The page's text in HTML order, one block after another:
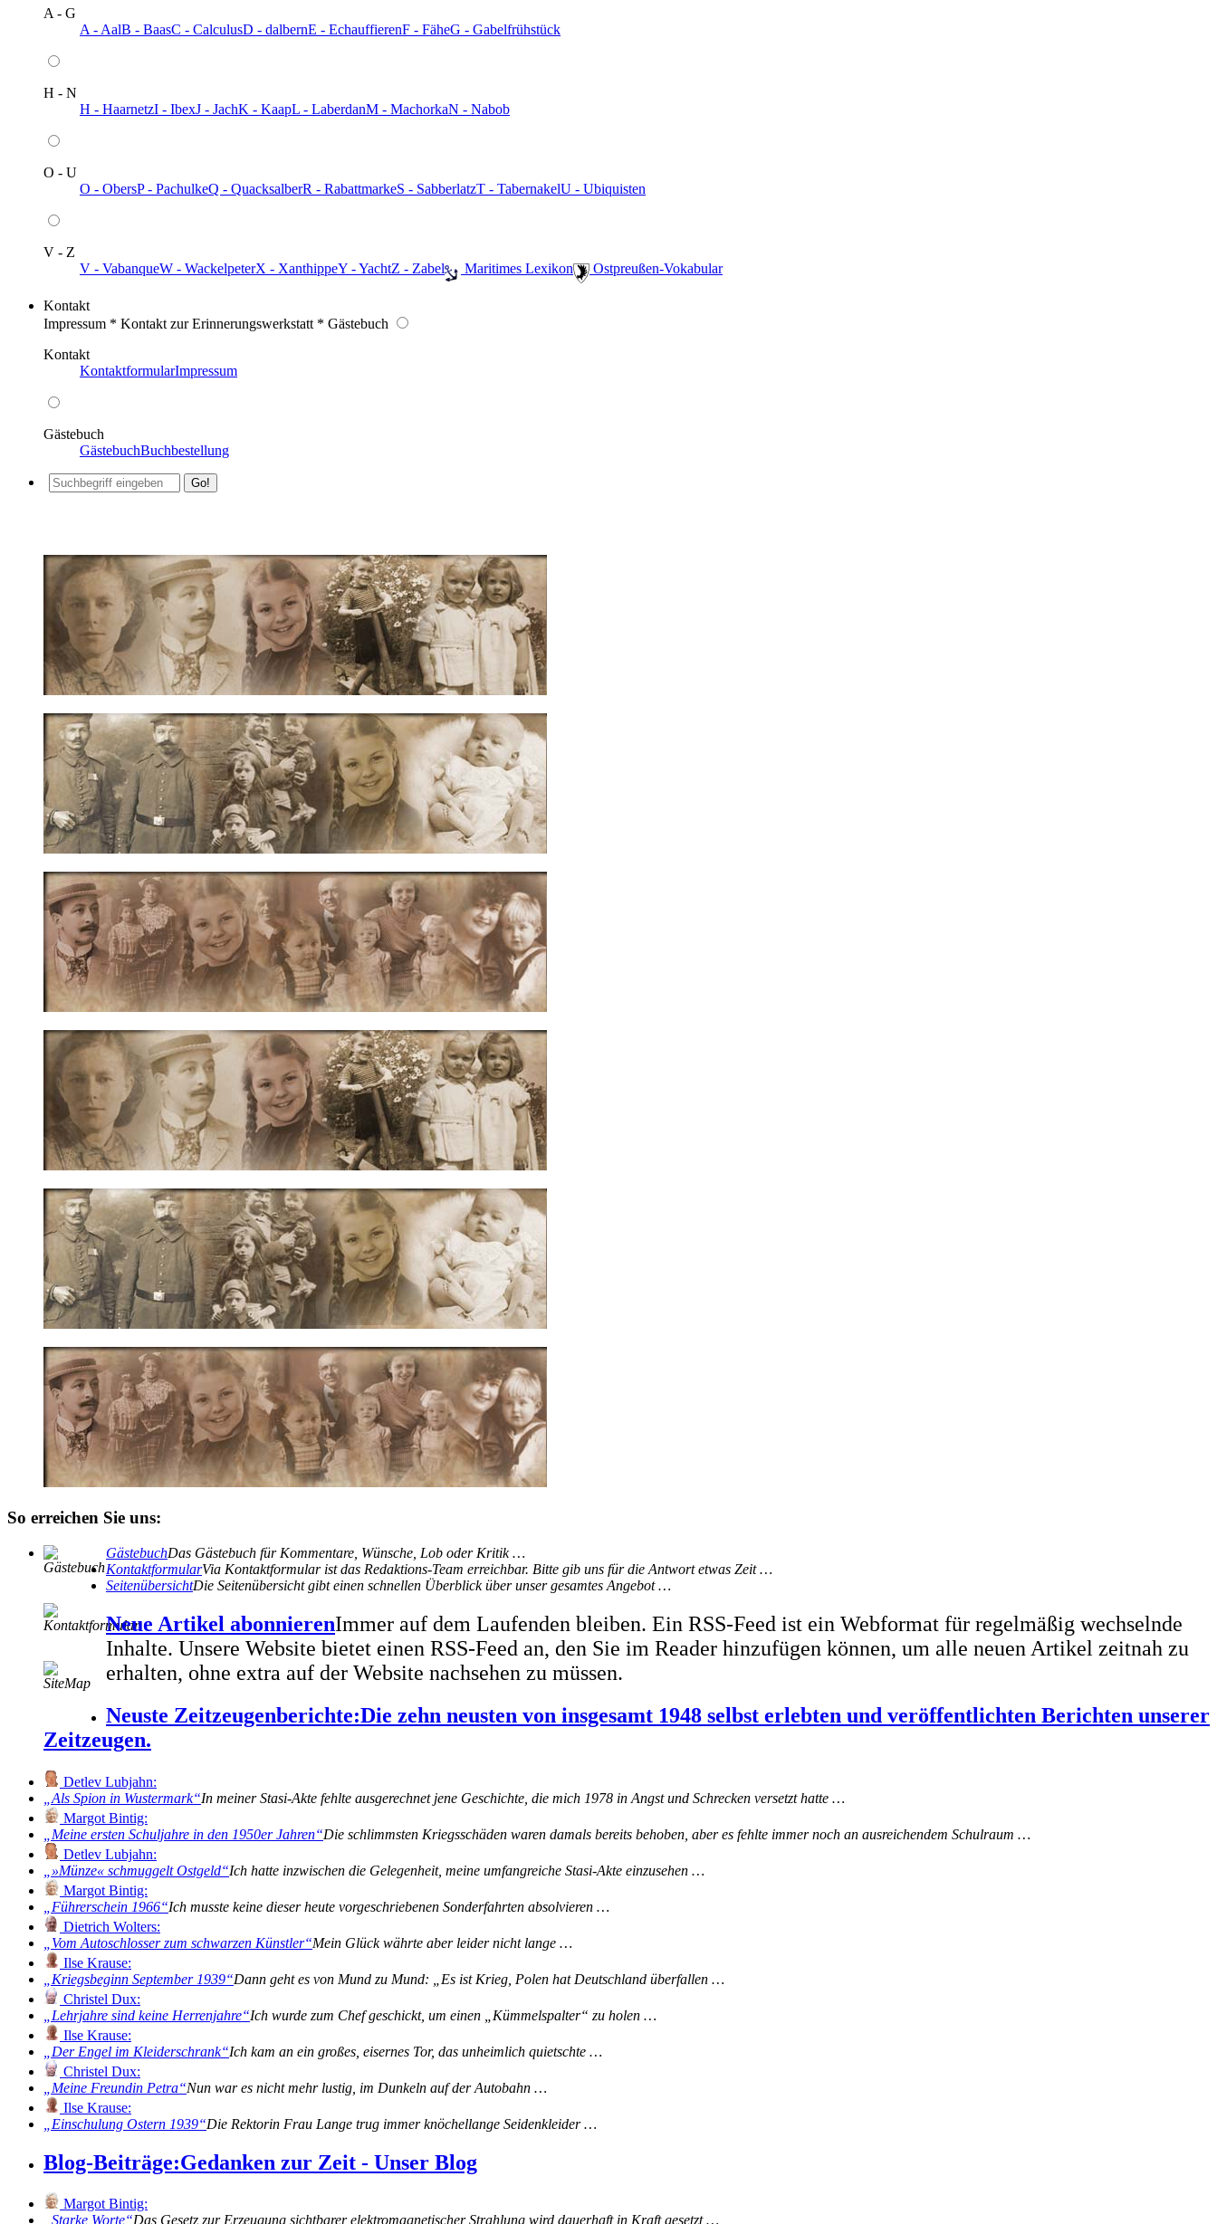
A - G
A - AalB - BaasC - CalculusD - dalbernE - EchauffierenF - FäheG - Gabelfrühstück
H - N
H - HaarnetzI - IbexJ - JachK - KaapL - LaberdanM - MachorkaN - Nabob
O - U
O - ObersP - PachulkeQ - QuacksalberR - RabattmarkeS - SabberlatzT - TabernakelU - Ubiquisten
V - Z
V - VabanqueW - WackelpeterX - XanthippeY - YachtZ - Zabel ️ Maritimes Lexikon ️ Ostpreußen-Vokabular
Kontakt
Impressum * Kontakt zur Erinnerungswerkstatt * Gästebuch
Kontakt
KontaktformularImpressum
Gästebuch
GästebuchBuchbestellung
So erreichen Sie uns:
GästebuchDas Gästebuch für Kommentare, Wünsche, Lob oder Kritik …
KontaktformularVia Kontaktformular ist das Redaktions-Team erreichbar. Bitte gib uns für die Antwort etwas Zeit …
SeitenübersichtDie Seitenübersicht gibt einen schnellen Überblick über unser gesamtes Angebot …
Neue Artikel abonnierenImmer auf dem Laufenden bleiben. Ein RSS-Feed ist ein Webformat für regelmäßig wechselnde
Inhalte. Unsere Website bietet einen RSS-Feed an, den Sie im Reader hinzufügen können, um alle neuen Artikel zeitnah zu
erhalten, ohne extra auf der Website nachsehen zu müssen.
Neuste Zeitzeugenberichte:Die zehn neusten von insgesamt 1948 selbst erlebten und veröffentlichten Berichten unserer
Zeitzeugen.
Detlev Lubjahn:
Als Spion in Wustermark In meiner Stasi-Akte fehlte ausgerechnet jene Geschichte, die mich 1978 in Angst und Schrecken versetzt hatte …
Margot Bintig:
Meine ersten Schuljahre in den 1950er Jahren Die schlimmsten Kriegsschäden waren damals bereits behoben, aber es fehlte immer noch an ausreichendem Schulraum …
Detlev Lubjahn:
»Münze« schmuggelt Ostgeld Ich hatte inzwischen die Gelegenheit, meine umfangreiche Stasi-Akte einzusehen …
Margot Bintig:
Führerschein 1966 Ich musste keine dieser heute vorgeschriebenen Sonderfahrten absolvieren …
Dietrich Wolters:
Vom Autoschlosser zum schwarzen Künstler Mein Glück währte aber leider nicht lange …
Ilse Krause:
Kriegsbeginn September 1939 Dann geht es von Mund zu Mund: „Es ist Krieg, Polen hat Deutschland überfallen …
Christel Dux:
Lehrjahre sind keine Herrenjahre Ich wurde zum Chef geschickt, um einen „Kümmelspalter“ zu holen …
Ilse Krause:
Der Engel im Kleiderschrank Ich kam an ein großes, eisernes Tor, das unheimlich quietschte …
Christel Dux:
Meine Freundin Petra Nun war es nicht mehr lustig, im Dunkeln auf der Autobahn …
Ilse Krause:
Einschulung Ostern 1939 Die Rektorin Frau Lange trug immer knöchellange Seidenkleider …
Blog-Beiträge:Gedanken zur Zeit - Unser Blog
Margot Bintig:
Starke Worte Das Gesetz zur Erzeugung sichtbarer elektromagnetischer Strahlung wird dauerhaft in Kraft gesetzt …